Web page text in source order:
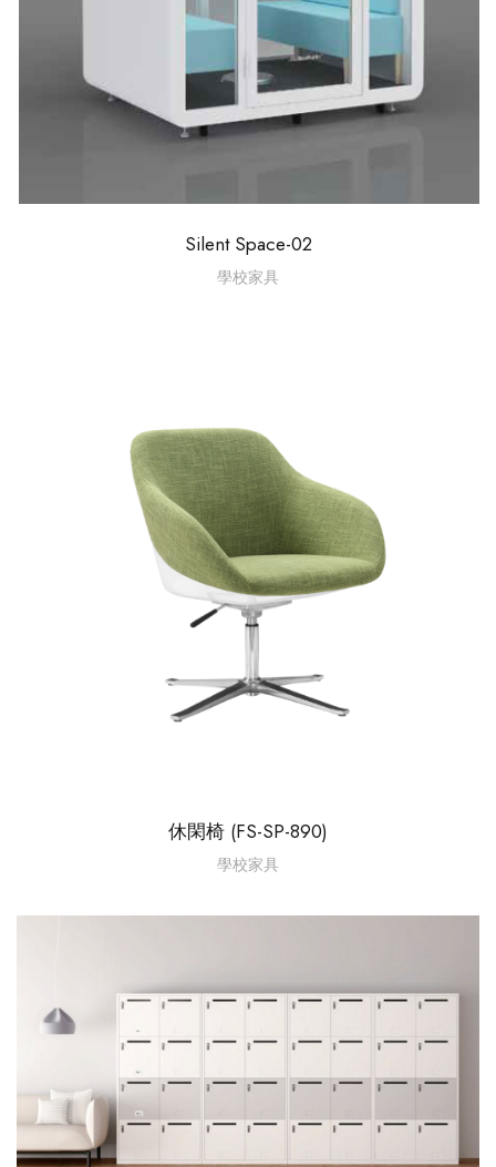
Silent Space-02
學校家具
休閑椅 (FS-SP-890)
學校家具